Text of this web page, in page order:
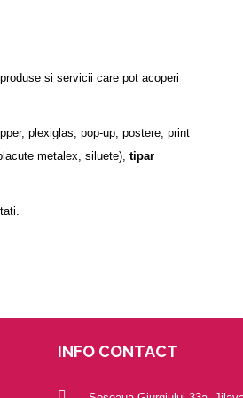
si servicii care pot acoperi
plexiglas, pop-up, postere, print
metalex, siluete), tipar
INFO CONTACT